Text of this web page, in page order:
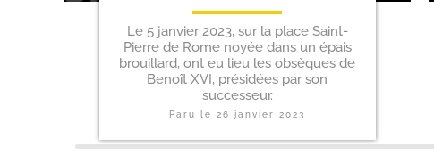
Le 5 janvier 2023, sur la place Saint-
Pierre de Rome noyée dans un épais
brouillard, ont eu lieu les obsèques de
Benoît XVI, présidées par son
successeur.
Paru le26 janvier 2023